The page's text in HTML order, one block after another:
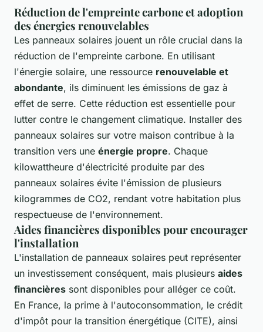
Réduction de l'empreinte carbone et adoption
des énergies renouvelables
Les panneaux solaires jouent un rôle crucial dans la
réduction de l'empreinte carbone. En utilisant
l'énergie solaire, une ressource renouvelable et
abondante, ils diminuent les émissions de gaz à
effet de serre. Cette réduction est essentielle pour
lutter contre le changement climatique. Installer des
panneaux solaires sur votre maison contribue à la
transition vers une énergie propre. Chaque
kilowattheure d'électricité produite par des
panneaux solaires évite l'émission de plusieurs
kilogrammes de CO2, rendant votre habitation plus
respectueuse de l'environnement.
Aides financières disponibles pour encourager
l'installation
L'installation de panneaux solaires peut représenter
un investissement conséquent, mais plusieurs aides
financières sont disponibles pour alléger ce coût.
En France, la prime à l'autoconsommation, le crédit
d'impôt pour la transition énergétique (CITE), ainsi